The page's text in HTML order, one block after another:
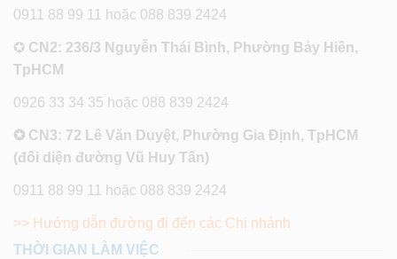
0911 88 99 11 hoặc 088 839 2424
✪ CN2: 236/3 Nguyễn Thái Bình, Phường Bảy Hiền,
TpHCM
0926 33 34 35 hoặc 088 839 2424
✪ CN3: 72 Lê Văn Duyệt, Phường Gia Định, TpHCM
(đối diện đường Vũ Huy Tấn)
0911 88 99 11 hoặc 088 839 2424
>> Hướng dẫn đường đi đến các Chi nhánh
THỜI GIAN LÀM VIỆC